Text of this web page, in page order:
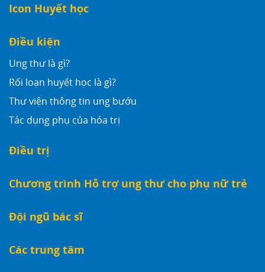
Icon Huyết học
Điều kiện
Ung thư là gì?
Rối loạn huyết học là gì?
Thư viện thông tin ung bướu
Tác dụng phụ của hóa trị
Điều trị
Chương trình Hỗ trợ ung thư cho phụ nữ trẻ
Đội ngũ bác sĩ
Các trung tâm